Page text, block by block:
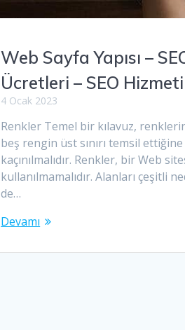
Web Sayfa Yapısı –
Ücretleri – SEO
4 Ocak 2023
Renkler Temel bir kılavuz,
beş rengin üst sınırı temsil
kaçınılmalıdır. Renkler, bir Web
kullanılmamalıdır. Alanları
de…
Devamı